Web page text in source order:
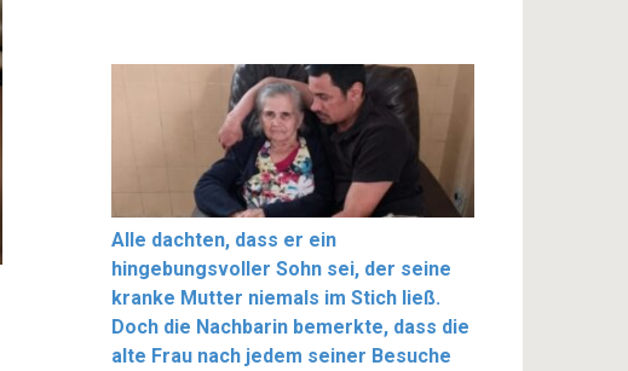
Alle dachten, dass er ein
hingebungsvoller Sohn sei, der seine
kranke Mutter niemals im Stich ließ.
Doch die Nachbarin bemerkte, dass die
alte Frau nach jedem seiner Besuche